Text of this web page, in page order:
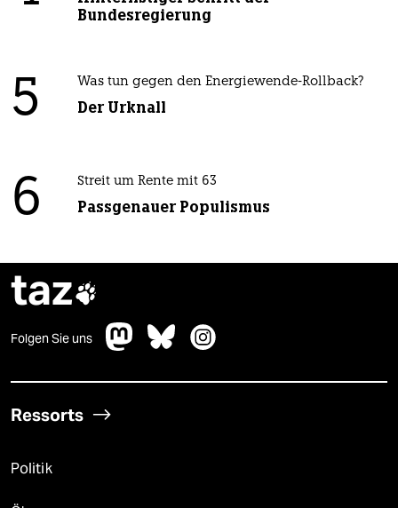
Bundesregierung
5 Was tun gegen den Energiewende-Rollback?
Der Urknall
6 Streit um Rente mit 63
Passgenauer Populismus
taz
Folgen Sie uns
Ressorts
Politik